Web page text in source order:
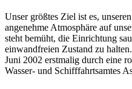
Unser größtes Ziel ist es,
angenehme Atmosphäre auf
steht bemüht, die Einrichtung
einwandfreien Zustand zu
Juni 2002 erstmalig durch eine
Wasser- und Schifffahrtsamtes